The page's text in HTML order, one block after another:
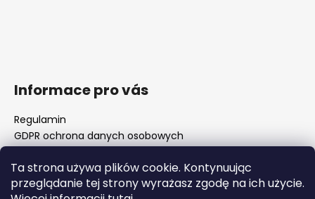
Ta strona używa plików cookie. Kontynuując
przeglądanie tej strony wyrażasz zgodę na ich użycie.
Informace pro vás
Regulamin
GDPR ochrona danych osobowych
FAQ - częste pytania
Surówki luf i rozwiertaki komorowe